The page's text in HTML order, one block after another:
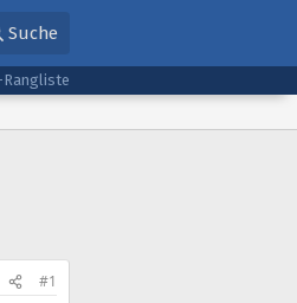
Suche
Rangliste
#1